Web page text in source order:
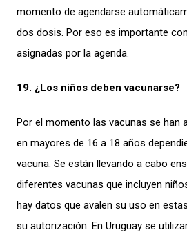
momento de agendarse
dos dosis. Por eso es importante
asignadas por la agenda.
19. ¿Los niños deben vacunarse?
Por el momento las vacunas se han
en mayores de 16 a 18 años
vacuna. Se están llevando a cabo
diferentes vacunas que incluyen
hay datos que avalen su uso en
su autorización. En Uruguay se